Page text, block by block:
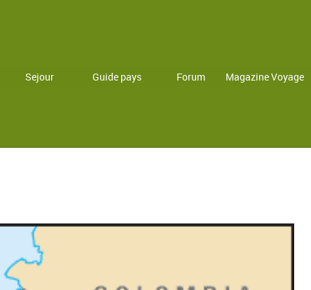
Sejour Guide pays Forum Magazine Voyage